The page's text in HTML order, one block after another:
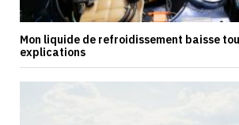
Mon liquide de refroidissement baisse
explications